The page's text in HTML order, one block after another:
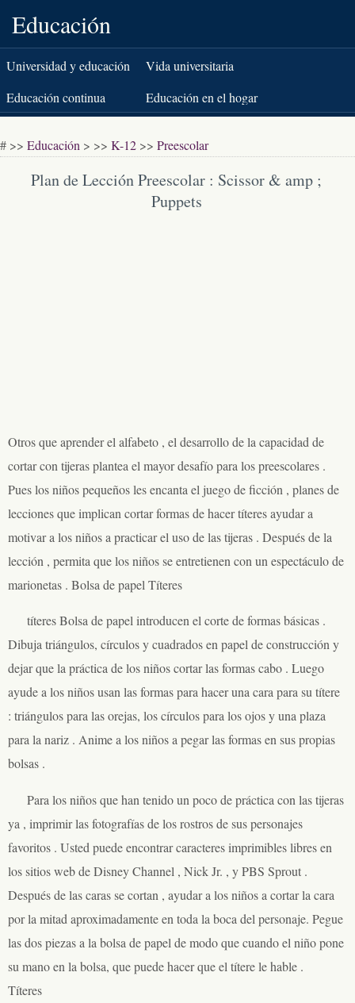
Educación
Universidad y educación
Vida universitaria
Educación continua
Educación en el hogar
Libros y literatura
# >> Educación > >> K-12 >> Preescolar
Plan de Lección Preescolar : Scissor & amp ;
Puppets
Otros que aprender el alfabeto , el desarrollo de la capacidad de
cortar con tijeras plantea el mayor desafío para los preescolares .
Pues los niños pequeños les encanta el juego de ficción , planes de
lecciones que implican cortar formas de hacer títeres ayudar a
motivar a los niños a practicar el uso de las tijeras . Después de la
lección , permita que los niños se entretienen con un espectáculo de
marionetas . Bolsa de papel Títeres
títeres Bolsa de papel introducen el corte de formas básicas .
Dibuja triángulos, círculos y cuadrados en papel de construcción y
dejar que la práctica de los niños cortar las formas cabo . Luego
ayude a los niños usan las formas para hacer una cara para su títere
: triángulos para las orejas, los círculos para los ojos y una plaza
para la nariz . Anime a los niños a pegar las formas en sus propias
bolsas .
Para los niños que han tenido un poco de práctica con las tijeras
ya , imprimir las fotografías de los rostros de sus personajes
favoritos . Usted puede encontrar caracteres imprimibles libres en
los sitios web de Disney Channel , Nick Jr. , y PBS Sprout .
Después de las caras se cortan , ayudar a los niños a cortar la cara
por la mitad aproximadamente en toda la boca del personaje. Pegue
las dos piezas a la bolsa de papel de modo que cuando el niño pone
su mano en la bolsa, que puede hacer que el títere le hable .
Títeres